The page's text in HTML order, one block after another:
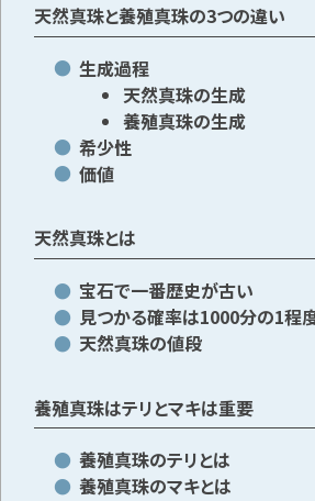
最短1分！今すぐ査定金額
【総合受付】24時間・年
メールで無
天然真珠と養殖真珠の3つの違い
生成過程
天然真珠の生成
養殖真珠の生成
希少性
価値
天然真珠とは
宝石で一番歴史が古い
見つかる確率は1000分の1程
天然真珠の値段
養殖真珠はテリとマキは重要
養殖真珠のテリとは
養殖真珠のマキとは